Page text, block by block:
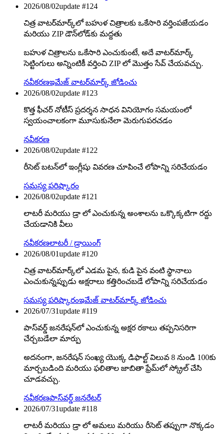
2026/08/02update #124
చిత్ర వాటర్‌మార్క్‌లో బహుళ చిత్రాలకు ఒకేసారి వర్తింపజేయడం
మరియు ZIP డౌన్‌లోడ్‌కు మద్దతు
బహుళ చిత్రాలను ఒకేసారి ఎంచుకుంటే, అదే వాటర్‌మార్క్
సెట్టింగులు అన్నింటికీ వర్తించి ZIP లో మొత్తం సేవ్ చేయవచ్చు.
నవీకరణఇమేజ్ వాటర్‌మార్క్ జోడించు
2026/08/02update #123
కొత్త ఫీచర్ నోటీస్ ప్రదర్శన సాధన వినియోగం సమయంలో
స్వయంచాలకంగా మూసుకునేలా మెరుగుపరచడం
నవీకరణ
2026/08/02update #122
రీసెట్ బటన్‌లో ఇంగ్లీషు వివరణ చూపించే లోపాన్ని సరిచేయడం
సమస్య పరిష్కారం
2026/08/02update #121
లాటరీ మరియు డ్రా లో ఎంచుకున్న అంశాలను ఒక్కొక్కటిగా రద్దు
చేయడానికి వీలు
నవీకరణలాటరీ / డ్రాయింగ్
2026/08/01update #120
చిత్ర వాటర్‌మార్క్‌లో ఎడమ పైన, కుడి పైన వంటి స్థానాలు
ఎంచుకున్నప్పుడు అక్షరాలు కత్తిరించబడే లోపాన్ని సరిచేయడం
సమస్య పరిష్కారంఇమేజ్ వాటర్‌మార్క్ జోడించు
2026/07/31update #119
పాస్‌వర్డ్ జనరేషన్‌లో ఎంచుకున్న అక్షర రకాలు తప్పనిసరిగా
చేర్చబడేలా మార్పు
అదనంగా, జనరేషన్ సంఖ్య యొక్క డిఫాల్ట్ విలువ 8 నుండి 100కు
మార్చబడింది మరియు ఫలితాల జాబితా ఫ్రేమ్‌లో స్క్రోల్ చేసి
చూడవచ్చు.
నవీకరణపాస్‌వర్డ్ జనరేటర్
2026/07/31update #118
లాటరీ మరియు డ్రా లో అమలు మరియు రీసెట్ తప్పుగా నొక్కడం